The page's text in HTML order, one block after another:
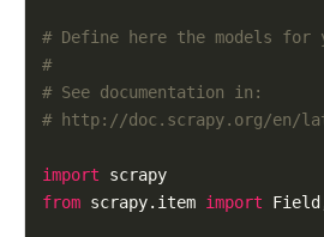
# Define here the models for
#
# See documentation in:
# http://doc.scrapy.org/en/
import
from scrapy.item import